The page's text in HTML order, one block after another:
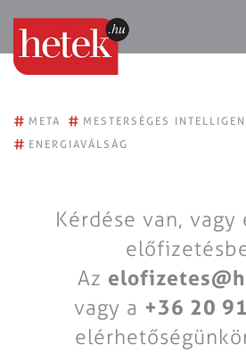
# META # MESTERSÉGES
# ENERGIAVÁLSÁG
Kérdése van, vagy
Az
vagy a +36 20